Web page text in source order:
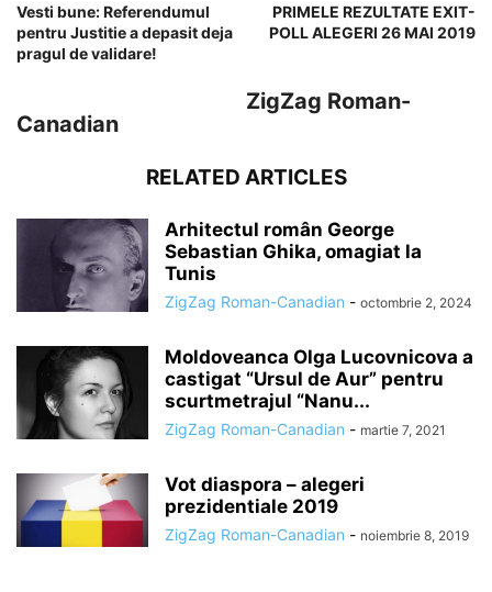
Vesti bune: Referendumul
pentru Justitie a depasit deja
pragul de validare!
PRIMELE REZULTATE EXIT-
POLL ALEGERI 26 MAI 2019
ZigZag Roman-
Canadian
RELATED ARTICLES
Arhitectul român George
Sebastian Ghika, omagiat la
Tunis
ZigZag Roman-Canadian - octombrie 2, 2024
Moldoveanca Olga Lucovnicova a
castigat “Ursul de Aur” pentru
scurtmetrajul “Nanu...
ZigZag Roman-Canadian - martie 7, 2021
Vot diaspora – alegeri
prezidentiale 2019
ZigZag Roman-Canadian - noiembrie 8, 2019